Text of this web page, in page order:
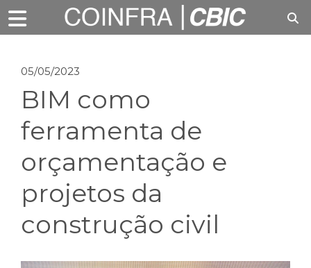
05/05/2023
BIM como
ferramenta de
orçamentação e
projetos da
construção civil